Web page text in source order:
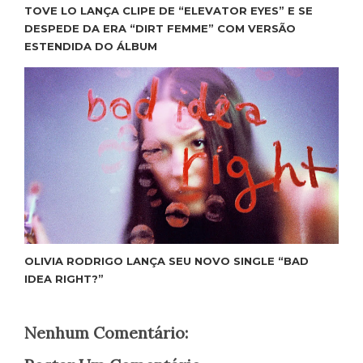
TOVE LO LANÇA CLIPE DE “ELEVATOR EYES” E SE
DESPEDE DA ERA “DIRT FEMME” COM VERSÃO
ESTENDIDA DO ÁLBUM
OLIVIA RODRIGO LANÇA SEU NOVO SINGLE “BAD
IDEA RIGHT?”
Nenhum Comentário: